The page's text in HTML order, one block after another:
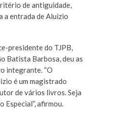
de antiguidade,
a entrada de Aluizio
presidente do TJPB,
Batista Barbosa, deu as
integrante. “O
é um magistrado
de vários livros. Seja
Especial”, afirmou.